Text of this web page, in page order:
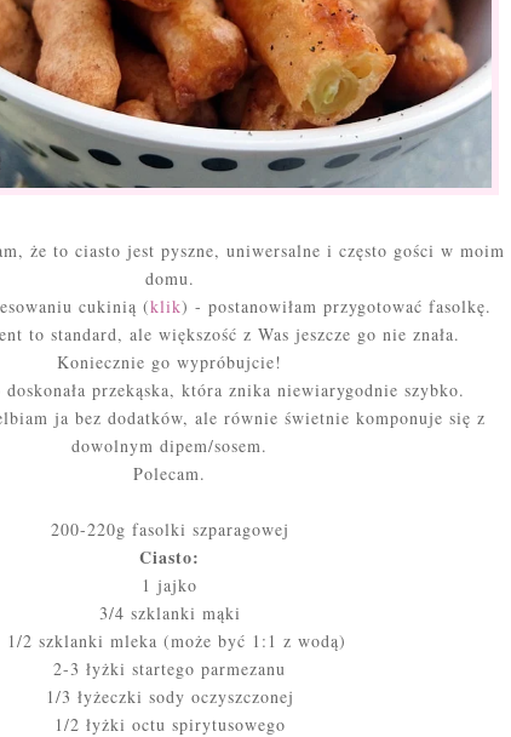
że to ciasto jest pyszne, uniwersalne i często gości w moim
domu.
cukinią (klik) - postanowiłam przygotować fasolkę.
to standard, ale większość z Was jeszcze go nie znała.
Koniecznie go wypróbujcie!
przekąska, która znika niewiarygodnie szybko.
ja bez dodatków, ale równie świetnie komponuje się z
dowolnym dipem/sosem.
Polecam.
200-220g fasolki szparagowej
Ciasto:
1 jajko
3/4 szklanki mąki
1/2 szklanki mleka (może być 1:1 z wodą)
2-3 łyżki startego parmezanu
1/3 łyżeczki sody oczyszczonej
1/2 łyżki octu spirytusowego